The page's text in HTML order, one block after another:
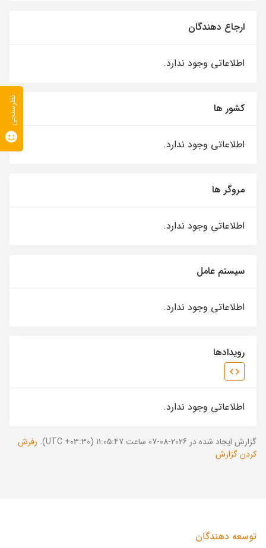
ارجاع دهندگان
اطلاعاتی وجود ندارد.
کشور ها
اطلاعاتی وجود ندارد.
مروگر ها
اطلاعاتی وجود ندارد.
سیستم عامل
اطلاعاتی وجود ندارد.
رویدادها
اطلاعاتی وجود ندارد.
گزارش ایجاد شده در 2026-08-07 ساعت 11:05:47 (UTC +03:30).
رفرش
کردن گزارش
توسعه دهندگان
نظرسنجی